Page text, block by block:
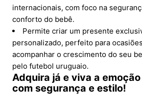
internacionais, com foco na
conforto do bebê.
Permite criar um presente
personalizado, perfeito para
acompanhar o crescimento do seu
pelo futebol uruguaio.
Adquira já e viva a
com segurança e estilo!